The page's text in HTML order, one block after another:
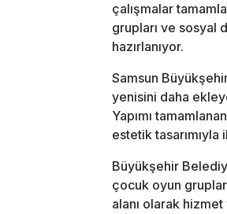
çalışmalar
grupları ve sosyal
hazırlanıyor.
Samsun
yenisini daha
Yapımı
estetik tasarımıyla
Büyükşehir
çocuk oyun
alanı olarak